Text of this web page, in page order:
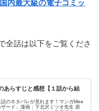
内最大級の電子コミッ
全話は以下をご覧くださ
あらすじと感想【１話から結
のネタバレが見れます！マンガMee
ード」漫画：下北沢ミツオ先生 原